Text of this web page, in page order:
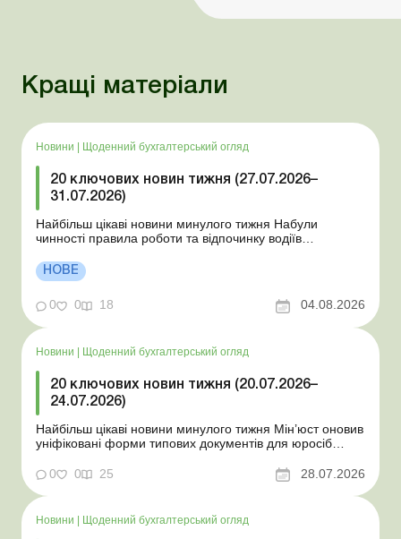
Кращі матеріали
Новини Щоденний бухгалтерський огляд
20 ключових новин тижня (27.07.2026–
31.07.2026)
Найбільш цікаві новини минулого тижня Набули
чинності правила роботи та відпочинку водіїв
стан Для сільгосппідприємств і ФОП запроваджено нові
одноразові статистичні форми З 2 серпня змінюється
порядок зарахування окремих періодів роботи до стр...
НОВЕ
0 0 18 04.08.2026
Новини | Щоденний бухгалтерський огляд
20 ключових новин тижня (20.07.2026–
24.07.2026)
Найбільш цікаві новини минулого тижня Мін’юст оновив
уніфіковані форми типових документів для юросіб
координаційного центру з організації бронювання У
працівника виявлено статус «у розшуку»: що потрібно
0 0 25 28.07.2026
Новини Щоденний бухгалтерський огляд